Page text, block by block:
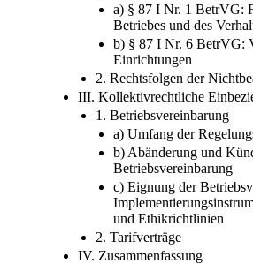
a) § 87 I Nr. 1 BetrVG:
Betriebes und des
b) § 87 I Nr. 6 BetrVG:
Einrichtungen
2. Rechtsfolgen der
III. Kollektivrechtliche
1. Betriebsvereinbarung
a) Umfang der
b) Abänderung und
Betriebsvereinbarung
c) Eignung der
und Ethikrichtlinien
2. Tarifverträge
IV. Zusammenfassung